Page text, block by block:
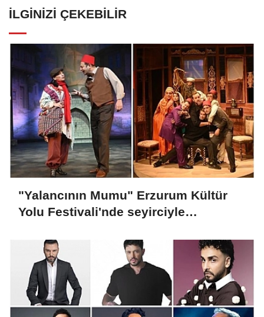
İLGINIZI ÇEKEBILIR
"Yalancının Mumu" Erzurum Kültür
Yolu Festivali'nde seyirciyle